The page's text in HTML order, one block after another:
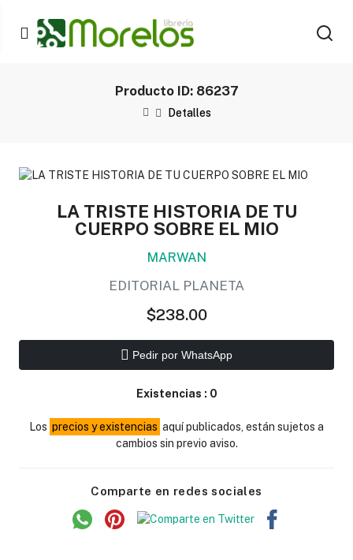
Producto ID: 86237
Detalles
LA TRISTE HISTORIA DE TU
CUERPO SOBRE EL MIO
MARWAN
EDITORIAL PLANETA
$238.00
Pedir por WhatsApp
Existencias : 0
Los precios y existencias aquí publicados, están sujetos a
cambios sin previo aviso.
Comparte en redes sociales